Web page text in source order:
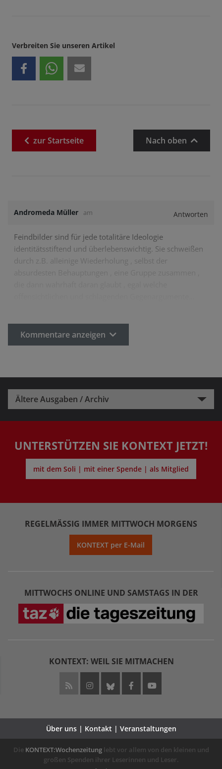
Verbreiten Sie unseren Artikel
zurStartseite Nach oben
Andromeda Müller am Antworten
Feindbilder sind für jede totalitäre Ideologie
identitätsstiftend und überlebenswichtig. Sie schweißen
durch z.B. alleinige Wiederholung , selbst der
Kommentare anzeigen
Ältere Ausgaben / Archiv
UNTERSTÜTZEN SIE KONTEXT JETZT!
mit dem Soli | mit einer Spende | als Mitglied
REGELMÄSSIG IMMER MITTWOCH MORGENS
KONTEXT per E-Mail
MITTWOCHS ONLINE UND SAMSTAGS IN DER
KONTEXT: WEIL SIE MITMACHEN
Über uns | Kontakt | Veranstaltungen
Die KONTEXT:Wochenzeitunglebt vor allem von den kleinen und
großen Spenden ihrer Leserinnen und Leser.